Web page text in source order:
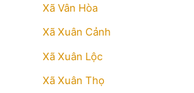
Xã Vân Hòa
Xã Xuân Cảnh
Xã Xuân Lộc
Xã Xuân Thọ